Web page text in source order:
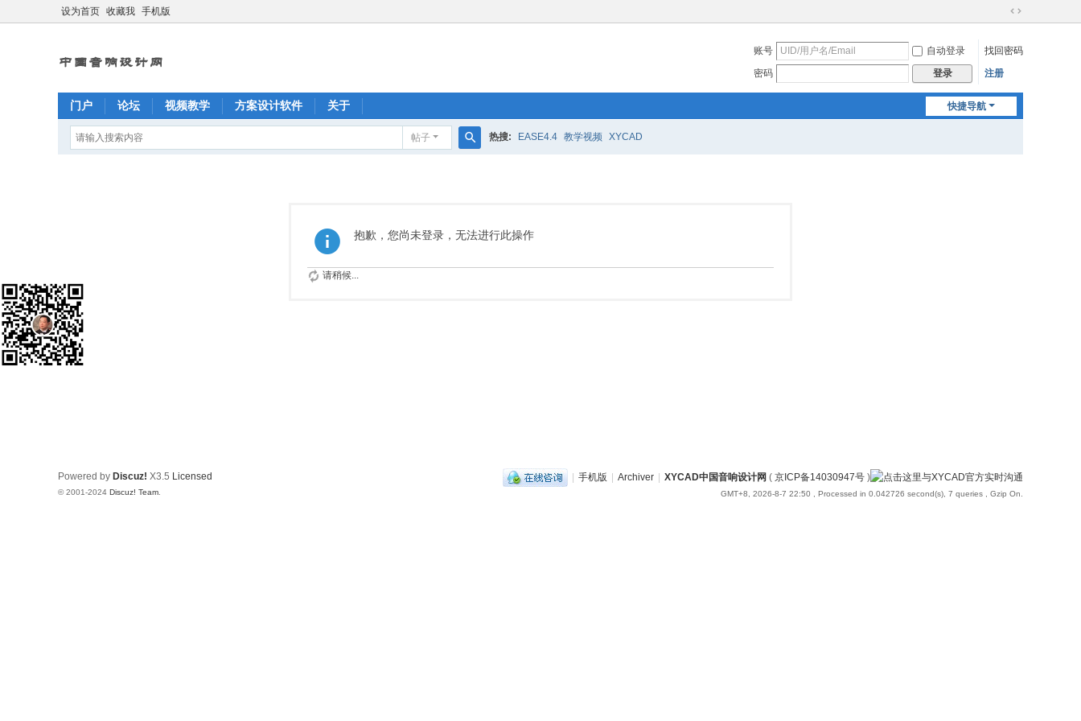
设为首页 收藏我 手机版
切
到
账号 自动登录
找回密码
密码
登录 注册
快捷导航
门户 论坛 视频教学 方案设计软件 关于
帖子 热搜: EASE4.4 教学视频 XYCAD
抱歉，您尚未登录，无法进行此操作
请稍候...
| 手机版 | Archiver | XYCAD中国音响设计网 ( 京ICP备14030947号 )
GMT+8, 2026-8-7 22:50 , Processed in 0.042726 second(s), 7 queries , Gzip On.
Powered by Discuz! X3.5 Licensed
© 2001-2024 Discuz! Team